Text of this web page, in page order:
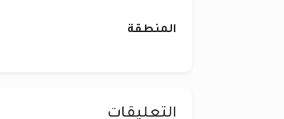
المنطقة
التعليقات